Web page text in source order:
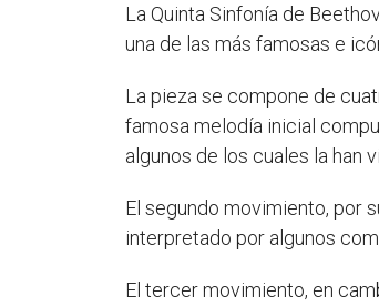
La Quinta Sinfonía de
una de las más famosas e
La pieza se compone de
famosa melodía inicial
algunos de los cuales la han
El segundo movimiento, por
interpretado por algunos
El tercer movimiento, en